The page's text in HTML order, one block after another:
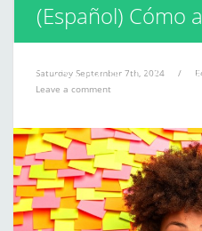
(Español) Cómo
perfeccionismo a
emprender
Saturday September 7th, 2024 /
Leave a comment